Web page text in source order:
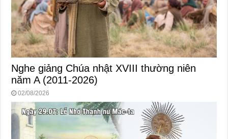
Nghe giảng Chúa nhật XVIII thường niên
năm A (2011-2026)
02/08/2026